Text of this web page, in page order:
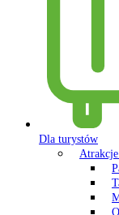
Dla turystów